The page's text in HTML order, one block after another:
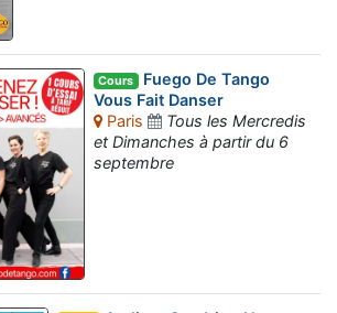
Cours Fuego De Tango
Vous Fait Danser
Paris
Tous les Mercredis
et Dimanches à partir du 6
septembre